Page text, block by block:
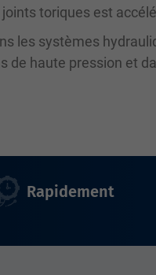
toriques est
les systèmes
de haute pression et
Rapidement